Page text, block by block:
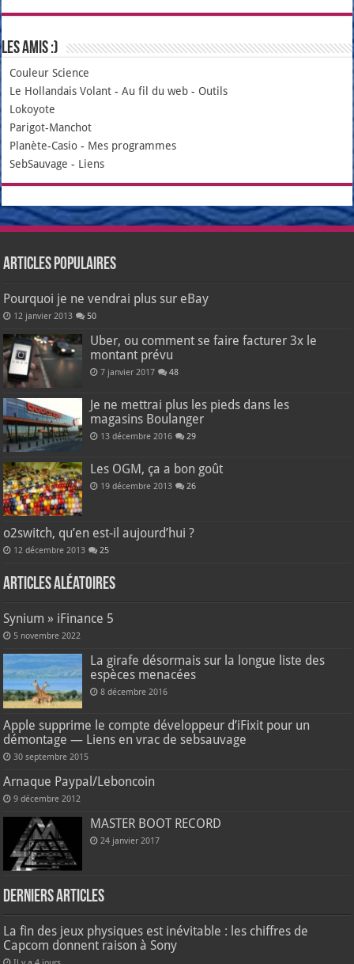
Les amis :)
Couleur Science
Le Hollandais Volant -Au fil du web - Outils
Lokoyote
Parigot-Manchot
Planète-Casio - Mes programmes
SebSauvage - Liens
Articles populaires
Pourquoi je ne vendrai plus sur eBay
12 janvier 2013 50
Uber, ou comment se faire facturer 3x le
montant prévu
7 janvier 2017 48
Je ne mettrai plus les pieds dans les
magasins Boulanger
13 décembre 2016 29
Les OGM, ça a bon goût
19 décembre 2013 26
o2switch, qu’en est-il aujourd’hui ?
12 décembre 2013 25
Articles aléatoires
Synium » iFinance 5
5 novembre 2022
La girafe désormais sur la longue liste des
espèces menacées
8 décembre 2016
Apple supprime le compte développeur d’iFixit pour un
démontage — Liens en vrac de sebsauvage
30 septembre 2015
Arnaque Paypal/Leboncoin
9 décembre 2012
MASTER BOOT RECORD
24 janvier 2017
Derniers articles
La fin des jeux physiques est inévitable : les chiffres de
Capcom donnent raison à Sony